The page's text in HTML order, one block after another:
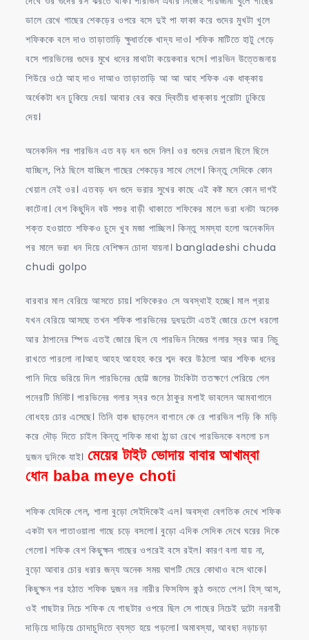
ডালে রেখে গাছের শেকড়ের ওপরে বসে দুই পা ফাকা করে গুদের মুখটা খুলে
শফিককে বলে দাও তাড়াতাড়ি ক্ষুধার্তকে খাদ্য দাও। শফিক মাটিতে হাটু গেড়ে
বসে পারভিনের গুদের মুখে ধনের মাথাটা কয়েকবার ঘসে। পারভিন উত্তেজনায়
শিউরে ওঠে আহ দাও দাআও তাড়াতাড়ি আ আ আহ শফিক এক ধাক্কায়
অর্ধেকটা ধন ঢুকিয়ে দেয়। আবার বের করে দ্বিতীয় ধাক্কায় পুরোটা ঢুকিয়ে
দেয়।
অনেকদিন পর পারভিন এত বড় ধন গুদে নিল। ওর গুদের দেয়াল ছিলে ছিলে
যাচ্ছিল, পিঠ ছিলে যাচ্ছিল গাছের শেকড়ের সাথে লেগে। কিন্তু সেদিকে কোন
খেয়াল নেই ওর। এতবড় ধন গুদে ভরার সুখের কাছে এই কষ্ট মনে কোন দাগই
কাটেনা। বেশ কিছুদিন বউ শশুর বাড়ী থাকাতে শফিকের মালে ভরা ধনটা অনেক
শক্ত হওয়াতে শফিকও চুদে খুব মজা পাচ্ছিল। কিন্তু সমস্যা হলো অনেকদিন
পর মালে ভরা ধন দিয়ে বেশিক্ষন চোদা যায়না। bangladeshi chuda
chudi golpo
বারবার মাল বেরিয়ে আসতে চায়। শফিকেরও সে অবস্থাই হচ্ছে। মাল প্রায়
যখন বেরিয়ে আসছে তখন শফিক পারভিনের দুধদুটো এতই জোরে চেপে ধরলো
আর ঠাপানের স্পিড এতই জোরে ছিল যে পারভিন নিজের গলার স্বর আর নিচু
রাখতে পারলো না।আহ আহহ আহহহ করে শব্দ করে উঠলো আর শফিক ধনের
পানি দিয়ে ভরিয়ে দিল পারভিনের ছোট্ট জলের টাংকিটা ততক্ষণে পেরিয়ে গেল
পনেরটি মিনিট। পারভিনের গলার স্বর শুনে ঠাকুর মশাই ভাবলেন আমবাগানে
বোধহয় চোর এসেছে। তিনি হাক ছাড়লেন বাগানে কে রে পারভিন পড়ি কি মড়ি
করে দৌড় দিতে চাইল কিন্তু শফিক মাথা ঠান্ডা রেখে পারভিনকে বললো চল
দুজন দুদিকে যাই। মেয়ের টাইট ভোদায় বাবার আখাম্বা
ধোন baba meye choti
শফিক যেদিকে গেল, শালা বুড়ো সেইদিকেই এল। অবস্থা বেগতিক দেখে শফিক
একটা ঘন পাতাওয়ালা গাছে চড়ে বসলো। বুড়ো এদিক সেদিক দেখে ঘরের দিকে
গেলো। শফিক বেশ কিছুক্ষন গাছের ওপরেই বসে রইল। কারণ বলা যায় না,
বুড়ো আবার চোর ধরার জন্য অনেক সময় ঘাপটি মেরে কোথাও বসে থাকে।
কিছুক্ষন পর হঠাত শফিক দুজন নর নারীর ফিসফিস কন্ঠ শুনতে পেল। হিস্ আস,
ওই গাছটার নিচে শফিক যে গাছটার ওপরে ছিল সে গাছের নিচেই দুটো নরনারী
দাড়িয়ে দাড়িয়ে চোদাচুদিতে ব্যস্ত হয়ে পড়লো। অমাবস্যা, আবছা নড়াচড়া